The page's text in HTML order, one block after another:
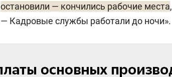
остановили — кончились рабочие места
— Кадровые службы работали до ночи».